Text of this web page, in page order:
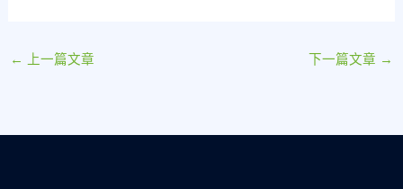
← 上一篇文章 下一篇文章 →